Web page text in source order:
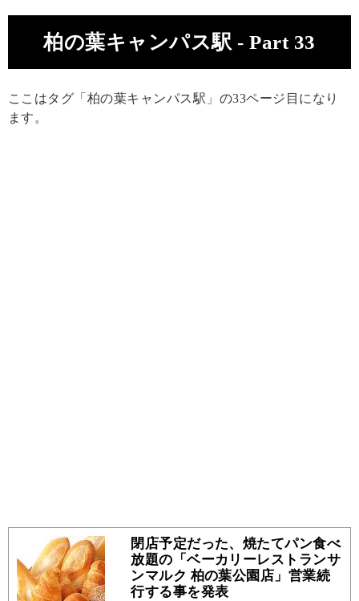
柏の葉キャンパス駅 - Part 33
ここはタグ「柏の葉キャンパス駅」の33ページ目になり
ます。
閉店予定だった、焼たてパン食べ
放題の「ベーカリーレストランサ
ンマルク 柏の葉公園店」営業続
行する事を発表